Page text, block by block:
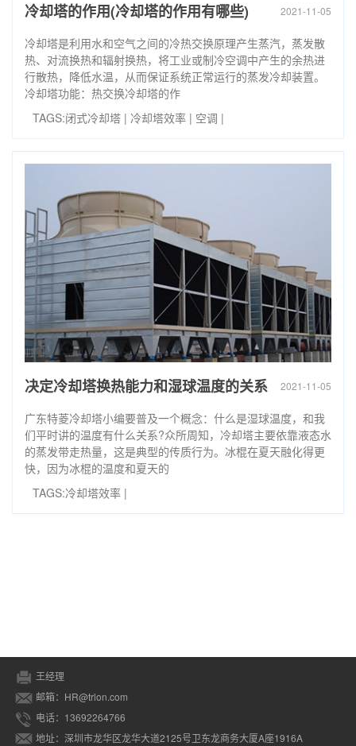
冷却塔的作用(冷却塔的作用有哪些) 2021-11-05
冷却塔是利用水和空气之间的冷热交换原理产生蒸汽，蒸发散
热、对流换热和辐射换热，将工业或制冷空调中产生的余热进
行散热，降低水温，从而保证系统正常运行的蒸发冷却装置。
冷却塔功能：热交换冷却塔的作
TAGS:闭式冷却塔 | 冷却塔效率 | 空调 |
决定冷却塔换热能力和湿球温度的关系 2021-11-05
广东特菱冷却塔小编要普及一个概念：什么是湿球温度，和我
们平时讲的温度有什么关系?众所周知，冷却塔主要依靠液态水
的蒸发带走热量，这是典型的传质行为。冰棍在夏天融化得更
快，因为冰棍的温度和夏天的
TAGS:冷却塔效率 |
王经理
邮箱：HR@trlon.com
电话：13692264766
地址：深圳市龙华区龙华大道2125号卫东龙商务大厦A座1916A